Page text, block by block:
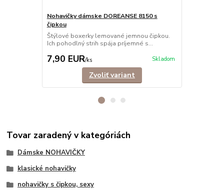
Nohavičky dámske DOREANSE 8150 s
čipkou
Štýlové boxerky lemované jemnou čipkou.
Ich pohodlný strih spája príjemné s...
7,90 EUR/ks Skladom
Zvoliť variant
Tovar zaradený v kategóriách
Dámske NOHAVIČKY
klasické nohavičky
nohavičky s čipkou, sexy